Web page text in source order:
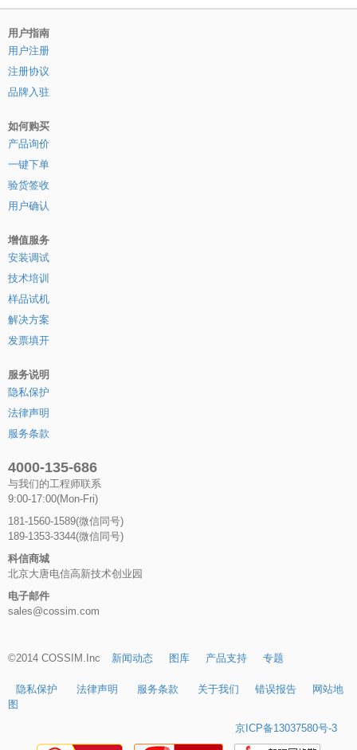
用户指南
用户注册
注册协议
品牌入驻
如何购买
产品询价
一键下单
验货签收
用户确认
增值服务
安装调试
技术培训
样品试机
解决方案
发票填开
服务说明
隐私保护
法律声明
服务条款
4000-135-686
与我们的工程师联系
9:00-17:00(Mon-Fri)
181-1560-1589(微信同号)
189-1353-3344(微信同号)
科信商城
北京大唐电信高新技术创业园
电子邮件
sales@cossim.com
©2014 COSSIM.Inc 新闻动态 图库 产品支持 专题
隐私保护 法律声明 服务条款 关于我们 错误报告
网站地
图
京ICP备13037580号-3